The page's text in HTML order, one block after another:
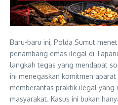
Baru-baru ini, Polda Sumut
penambang emas ilegal di
langkah tegas yang mendapat
ini menegaskan komitmen
memberantas praktik ilegal yang
masyarakat. Kasus ini bukan